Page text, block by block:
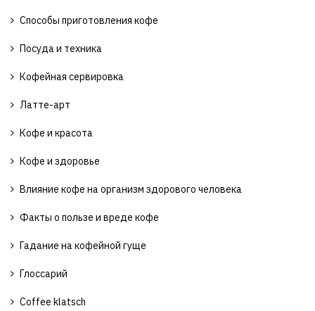
Способы приготовления кофе
Посуда и техника
Кофейная сервировка
Латте-арт
Кофе и красота
Кофе и здоровье
Влияние кофе на организм здорового человека
Факты о пользе и вреде кофе
Гадание на кофейной гуще
Глоссарий
Coffee klatsch